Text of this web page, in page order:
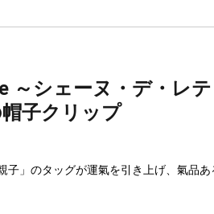
～シェーヌ・デ・レ
子クリップ
子」のタッグが運氣を引き上げ、氣品